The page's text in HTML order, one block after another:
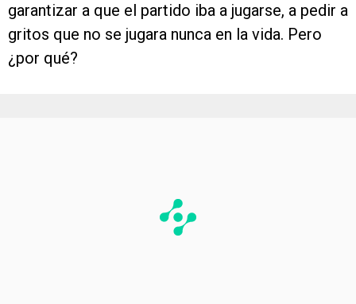
garantizar a que el partido iba a jugarse, a pedir a
gritos que no se jugara nunca en la vida. Pero
¿por qué?